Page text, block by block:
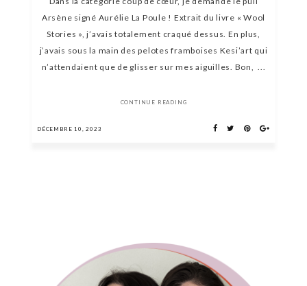
Arsène signé Aurélie La Poule ! Extrait du livre « Wool
Stories », j’avais totalement craqué dessus. En plus,
j’avais sous la main des pelotes framboises Kesi’art qui
n’attendaient que de glisser sur mes aiguilles. Bon, ...
CONTINUE READING
DÉCEMBRE 10, 2023